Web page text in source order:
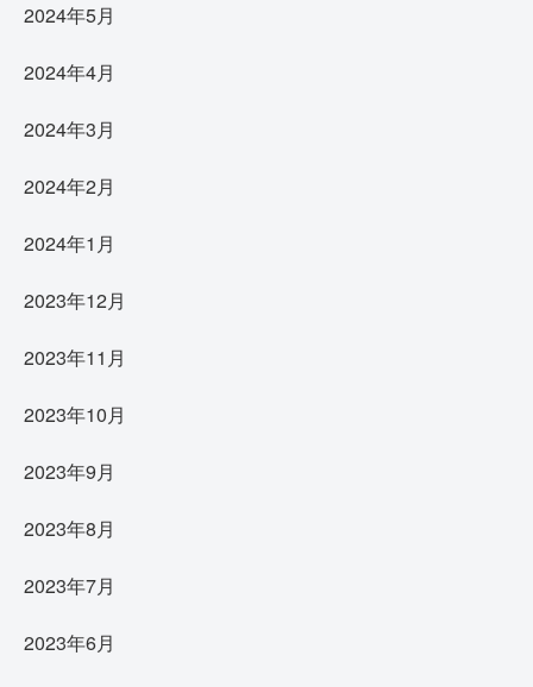
2024年5月
2024年4月
2024年3月
2024年2月
2024年1月
2023年12月
2023年11月
2023年10月
2023年9月
2023年8月
2023年7月
2023年6月